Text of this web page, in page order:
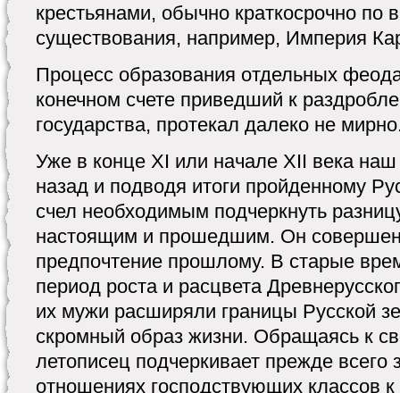
крестьянами, обычно краткосрочно по
существования, например, Империя
Процесс образования отдельных
конечном счете приведший к
государства, протекал далеко не
Уже в конце XI или начале XII века
назад и подводя итоги пройденному
счел необходимым подчеркнуть
настоящим и прошедшим. Он
предпочтение прошлому. В старые
период роста и расцвета
их мужи расширяли границы Русской
скромный образ жизни. Обращаясь к
летописец подчеркивает прежде
отношениях господствующих классов